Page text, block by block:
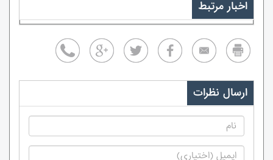
اخبار مرتبط
ارسال نظرات